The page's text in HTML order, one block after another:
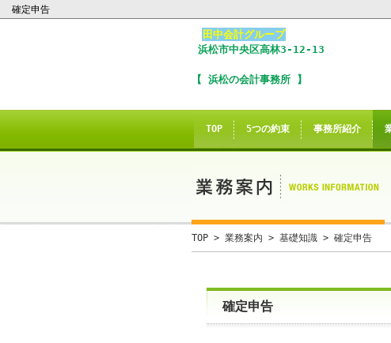
確定申告
※
このお
誠に申
当サイトの
当サイ
田中会計グループ
浜松市中央区高林3-12-13
【 浜松の会計事務所 】
TOP 5つの約束 事務所紹介
TOP > 業務案内 > 基礎知識 > 確定申告
確定申告